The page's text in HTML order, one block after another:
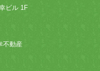
ビル 1F
不動産